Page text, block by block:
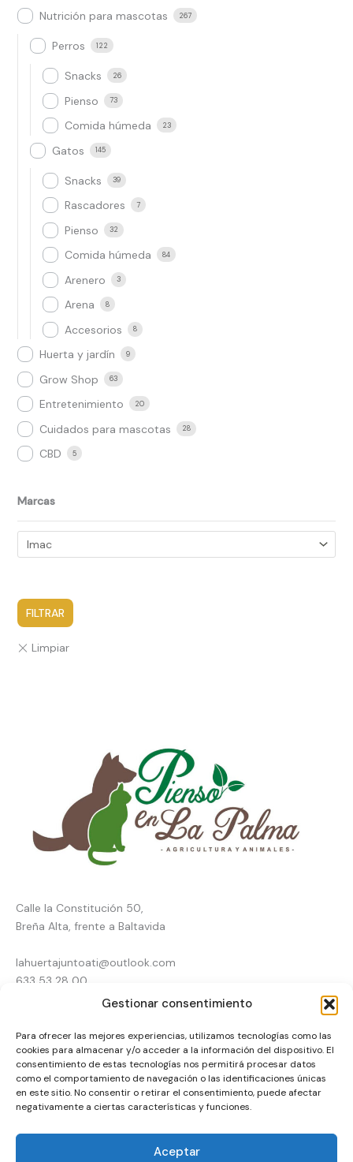
Gestionar consentimiento
Para ofrecer las mejores experiencias, utilizamos tecnologías como las
cookies para almacenar y/o acceder a la información del dispositivo. El
consentimiento de estas tecnologías nos permitirá procesar datos
como el comportamiento de navegación o las identificaciones únicas
en este sitio. No consentir o retirar el consentimiento, puede afectar
negativamente a ciertas características y funciones.
Aceptar
Nutrición para mascotas 267
Perros 122
Snacks 26
Pienso 73
Comida húmeda 23
Gatos 145
Snacks 39
Rascadores 7
Pienso 32
Comida húmeda 84
Arenero 3
Arena 8
Accesorios 8
Huerta y jardín 9
Grow Shop​ 63
Entretenimiento 20
Cuidados para mascotas 28
CBD 5
Marcas
FILTRAR
Calle la Constitución 50,
Breña Alta, frente a Baltavida
lahuertajuntoati@outlook.com
633 53 28 00
Tienda online
Pienso en La Palma
Agricultura
Animales
Contacto
Financiado por la Unión Europea – NextGenerationEU